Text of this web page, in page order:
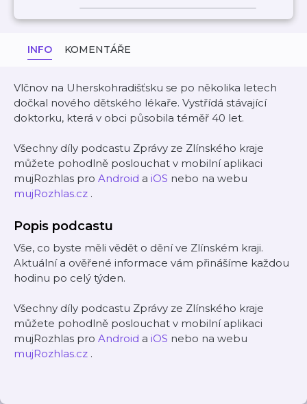
INFO KOMENTÁŘE
Vlčnov na Uherskohradišťsku se po několika letech
dočkal nového dětského lékaře. Vystřídá stávající
doktorku, která v obci působila téměř 40 let.
Všechny díly podcastu Zprávy ze Zlínského kraje
můžete pohodlně poslouchat v mobilní aplikaci
mujRozhlas pro Android a iOS nebo na webu
mujRozhlas.cz .
Popis podcastu
Vše, co byste měli vědět o dění ve Zlínském kraji.
Aktuální a ověřené informace vám přinášíme každou
hodinu po celý týden.
Všechny díly podcastu Zprávy ze Zlínského kraje
můžete pohodlně poslouchat v mobilní aplikaci
mujRozhlas pro Android a iOS nebo na webu
mujRozhlas.cz .